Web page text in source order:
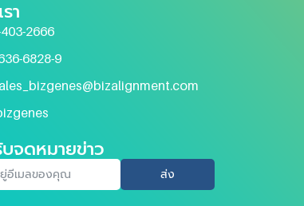
า
2666
6828-9
จดหมายข่าว
ส่ง